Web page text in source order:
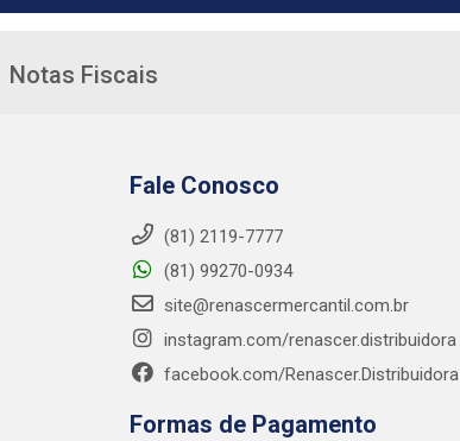
Notas Fiscais
Fale Conosco
(81) 2119-7777
(81) 99270-0934
site@renascermercantil.com.br
instagram.com/renascer.distribuidora
facebook.com/Renascer.Distribuidora
Formas de Pagamento